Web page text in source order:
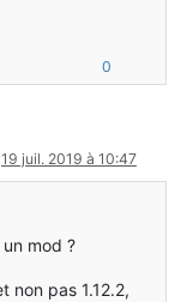
0
19 juil. 2019 à 10:47
mod ?
non pas 1.12.2,